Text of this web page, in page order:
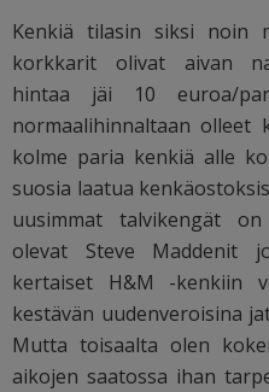
Kenkiä tilasin siksi noin
korkkarit olivat aivan
hintaa jäi 10 euroa/
normaalihinnaltaan olleet
kolme paria kenkiä alle
suosia laatua
uusimmat talvikengät
olevat Steve Maddenit
kertaiset H&M -kenkiin
kestävän uudenveroisina
Mutta toisaalta olen
aikojen saatossa ihan